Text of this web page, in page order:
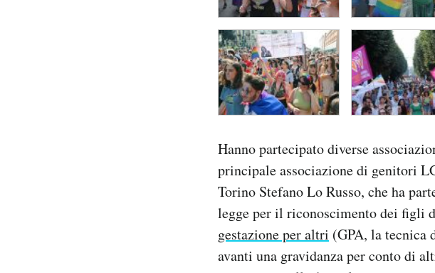
Hanno partecipato diverse
principale associazione di genitori
Torino Stefano Lo Russo, che ha
legge per il riconoscimento dei figli
gestazione per altri (GPA, la tecnica
avanti una gravidanza per conto di